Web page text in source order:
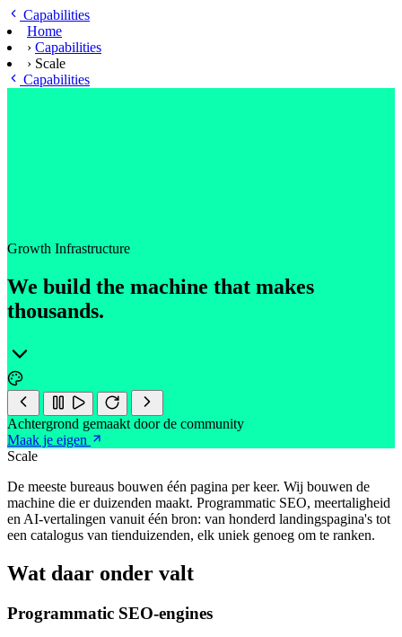
Ga naar hoofdinhoud
Capabilities
Home
› Capabilities
› Scale
Capabilities
Growth Infrastructure
We build the machine that makes
thousands.
Achtergrond gemaakt door de community
Maak je eigen
Scale
De meeste bureaus bouwen één pagina per keer. Wij bouwen de
machine die er duizenden maakt. Programmatic SEO, meertaligheid
en AI-vertalingen vanuit één bron: van honderd landingspagina's tot
een catalogus van tienduizenden, elk uniek genoeg om te ranken.
Wat daar onder valt
Programmatic SEO-engines